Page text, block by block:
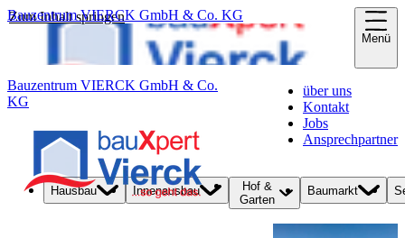
Zum Inhalt springen
Bauzentrum VIERCK GmbH & Co. KG
Menü
Bauzentrum VIERCK GmbH & Co.
KG
über uns
Kontakt
Jobs
Ansprechpartner
Hausbau Innenausbau
Hof &
Garten
Baumarkt